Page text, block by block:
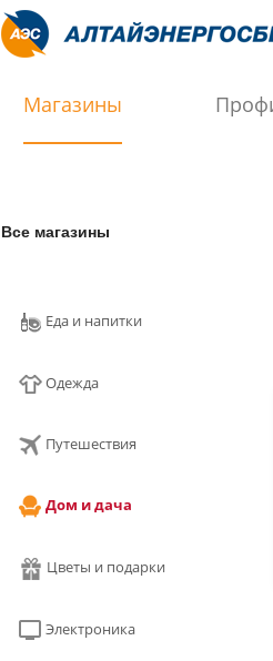
Магазины
Все магазины
Еда и напитки
Одежда
Путешествия
Дом и дача
Цветы и подарки
Электроника